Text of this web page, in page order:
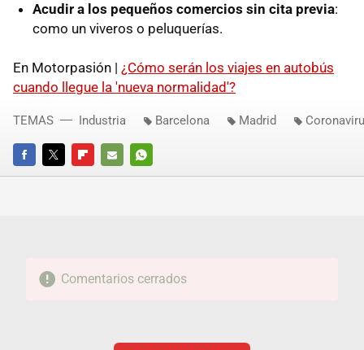
Acudir a los pequeños comercios sin cita previa:
como un viveros o peluquerías.
En Motorpasión | ¿Cómo serán los viajes en autobús
cuando llegue la 'nueva normalidad'?
FACEBOOKTWITTERFLIPBOARD
E-
WHATSAPP
TEMAS Industria Barcelona Madrid
Comentarios cerrados